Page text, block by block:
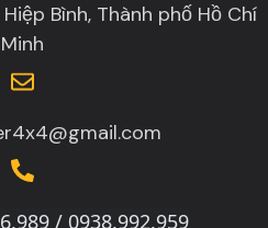
Bình, Thành phố Hồ Chí
Minh
/ 0938.992.959